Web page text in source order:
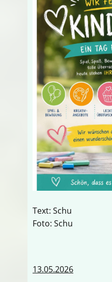
Text: Schu
Foto: Schu
13.05.2026